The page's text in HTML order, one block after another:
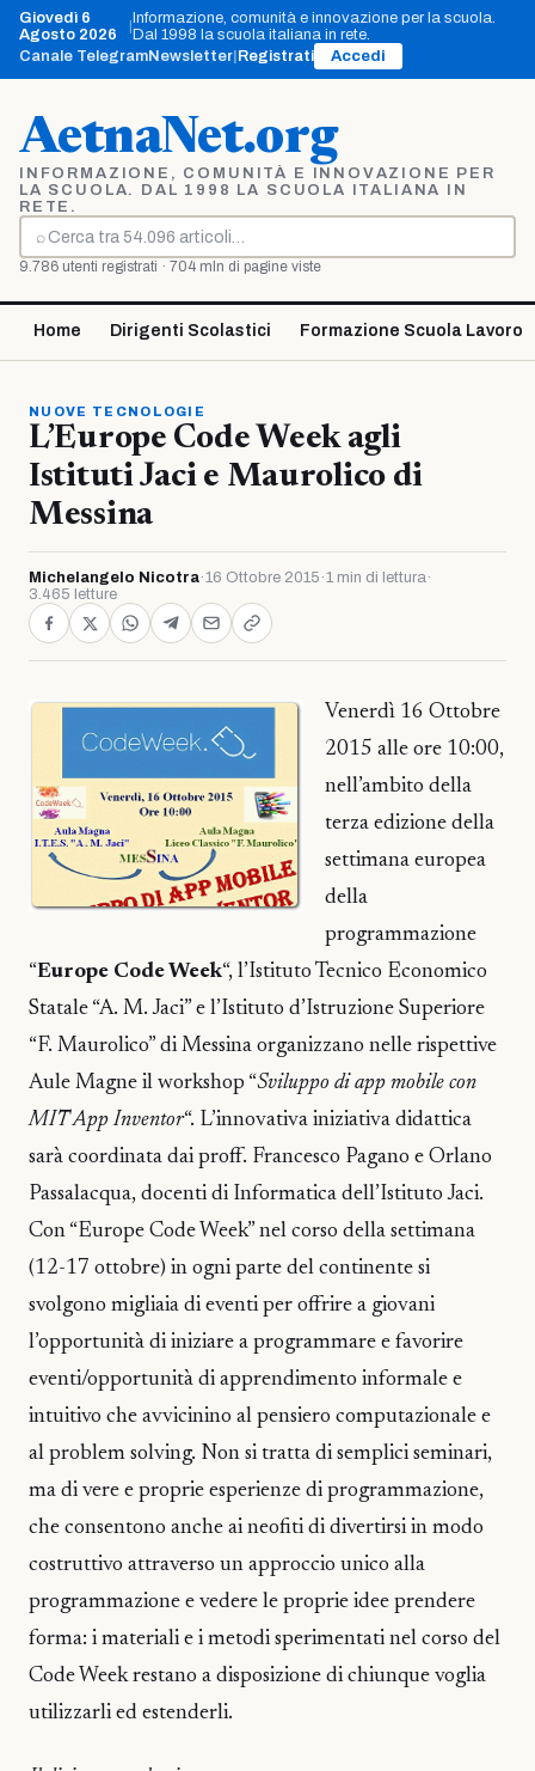
Vai
contenuto
Giovedì 6
Agosto 2026
Informazione, comunità e innovazione per la scuola.
Dal 1998 la scuola italiana in rete.
Canale TelegramNewsletter Registrati Accedi
AetnaNet.org
INFORMAZIONE, COMUNITÀ E INNOVAZIONE PER
LA SCUOLA. DAL 1998 LA SCUOLA ITALIANA IN
RETE.
⌕
Cerca
9.786 utenti registrati · 704 mln di pagine viste
Home Dirigenti Scolastici Formazione Scuola Lavoro
NUOVE TECNOLOGIE
L’Europe Code Week agli
Istituti Jaci e Maurolico di
Messina
Michelangelo Nicotra·16 Ottobre 2015 ·1 min di lettura·
3.465 letture
Venerdì 16 Ottobre
2015 alle ore 10:00,
nell’ambito della
terza edizione della
settimana europea
della
programmazione
“Europe Code Week“, l’Istituto Tecnico Economico
Statale “A. M. Jaci” e l’Istituto d’Istruzione Superiore
“F. Maurolico” di Messina organizzano nelle rispettive
Aule Magne il workshop “Sviluppo di app mobile con
MIT App Inventor“. L’innovativa iniziativa didattica
sarà coordinata dai proff. Francesco Pagano e Orlano
Passalacqua, docenti di Informatica dell’Istituto Jaci.
Con “Europe Code Week” nel corso della settimana
(12-17 ottobre) in ogni parte del continente si
svolgono migliaia di eventi per offrire a giovani
l’opportunità di iniziare a programmare e favorire
eventi/opportunità di apprendimento informale e
intuitivo che avvicinino al pensiero computazionale e
al problem solving. Non si tratta di semplici seminari,
ma di vere e proprie esperienze di programmazione,
che consentono anche ai neofiti di divertirsi in modo
costruttivo attraverso un approccio unico alla
programmazione e vedere le proprie idee prendere
forma: i materiali e i metodi sperimentati nel corso del
Code Week restano a disposizione di chiunque voglia
utilizzarli ed estenderli.